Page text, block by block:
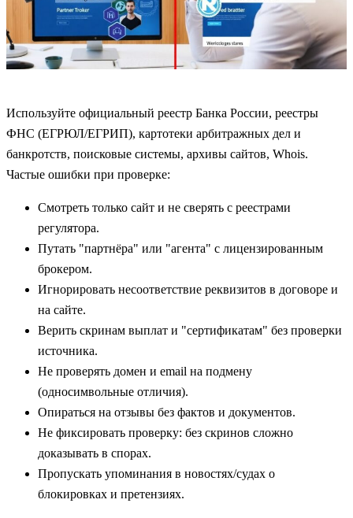
Используйте официальный реестр Банка России, реестры
ФНС (ЕГРЮЛ/ЕГРИП), картотеки арбитражных дел и
банкротств, поисковые системы, архивы сайтов, Whois.
Частые ошибки при проверке:
Смотреть только сайт и не сверять с реестрами
регулятора.
Путать "партнёра" или "агента" с лицензированным
брокером.
Игнорировать несоответствие реквизитов в договоре и
на сайте.
Верить скринам выплат и "сертификатам" без проверки
источника.
Не проверять домен и email на подмену
(односимвольные отличия).
Опираться на отзывы без фактов и документов.
Не фиксировать проверку: без скринов сложно
доказывать в спорах.
Пропускать упоминания в новостях/судах о
блокировках и претензиях.